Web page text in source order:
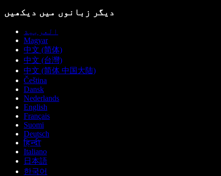
دیگر زبانوں میں دیکھیں
العربية
Magyar
中文 (简体)
中文 (台灣)
中文 (简体 中国大陆)
Čeština
Dansk
Nederlands
English
Français
Suomi
Deutsch
हिन्दी
Italiano
日本語
한국어